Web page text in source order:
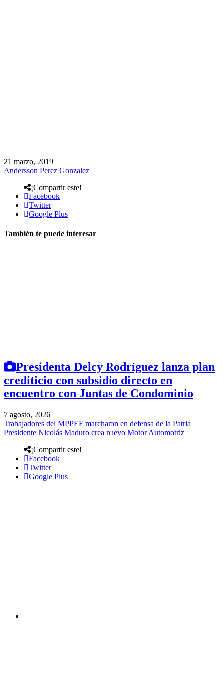
21 marzo, 2019
Andersson Perez Gonzalez
¡Compartir este!
Facebook
Twitter
Google Plus
También te puede interesar
Presidenta Delcy Rodríguez lanza plan
crediticio con subsidio directo en
encuentro con Juntas de Condominio
7 agosto, 2026
Trabajadores del MPPEF marcharon en defensa de la Patria
Presidente Nicolás Maduro crea nuevo Motor Automotriz
¡Compartir este!
Facebook
Twitter
Google Plus